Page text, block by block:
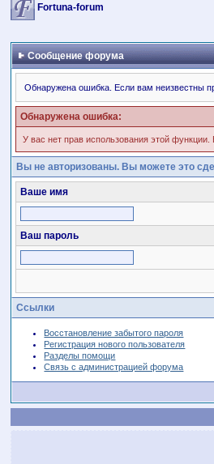
Fortuna-forum
Сообщение форума
Обнаружена ошибка. Если вам неизвестны
Обнаружена ошибка:
У вас нет прав использования этой
Вы не авторизованы. Вы можете это
Ваше имя
Ваш пароль
Ссылки
Восстановление забытого пароля
Регистрация нового пользователя
Разделы помощи
Связь с администрацией форума